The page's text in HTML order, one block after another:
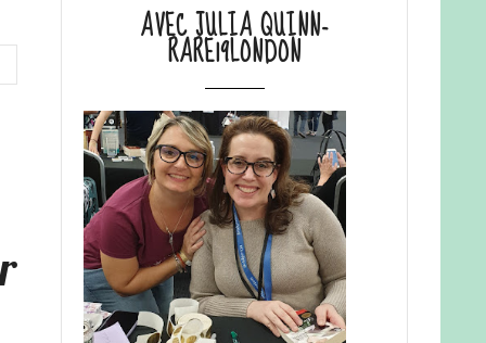
AVEC JULIA QUINN-
RARE19LONDON